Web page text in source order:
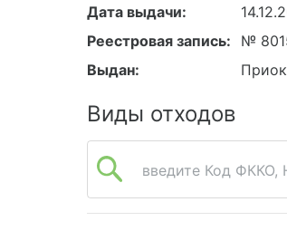
Дата выдачи:
Реестровая запись:
№
Выдан:
Виды отходов
введите Код ФККО,